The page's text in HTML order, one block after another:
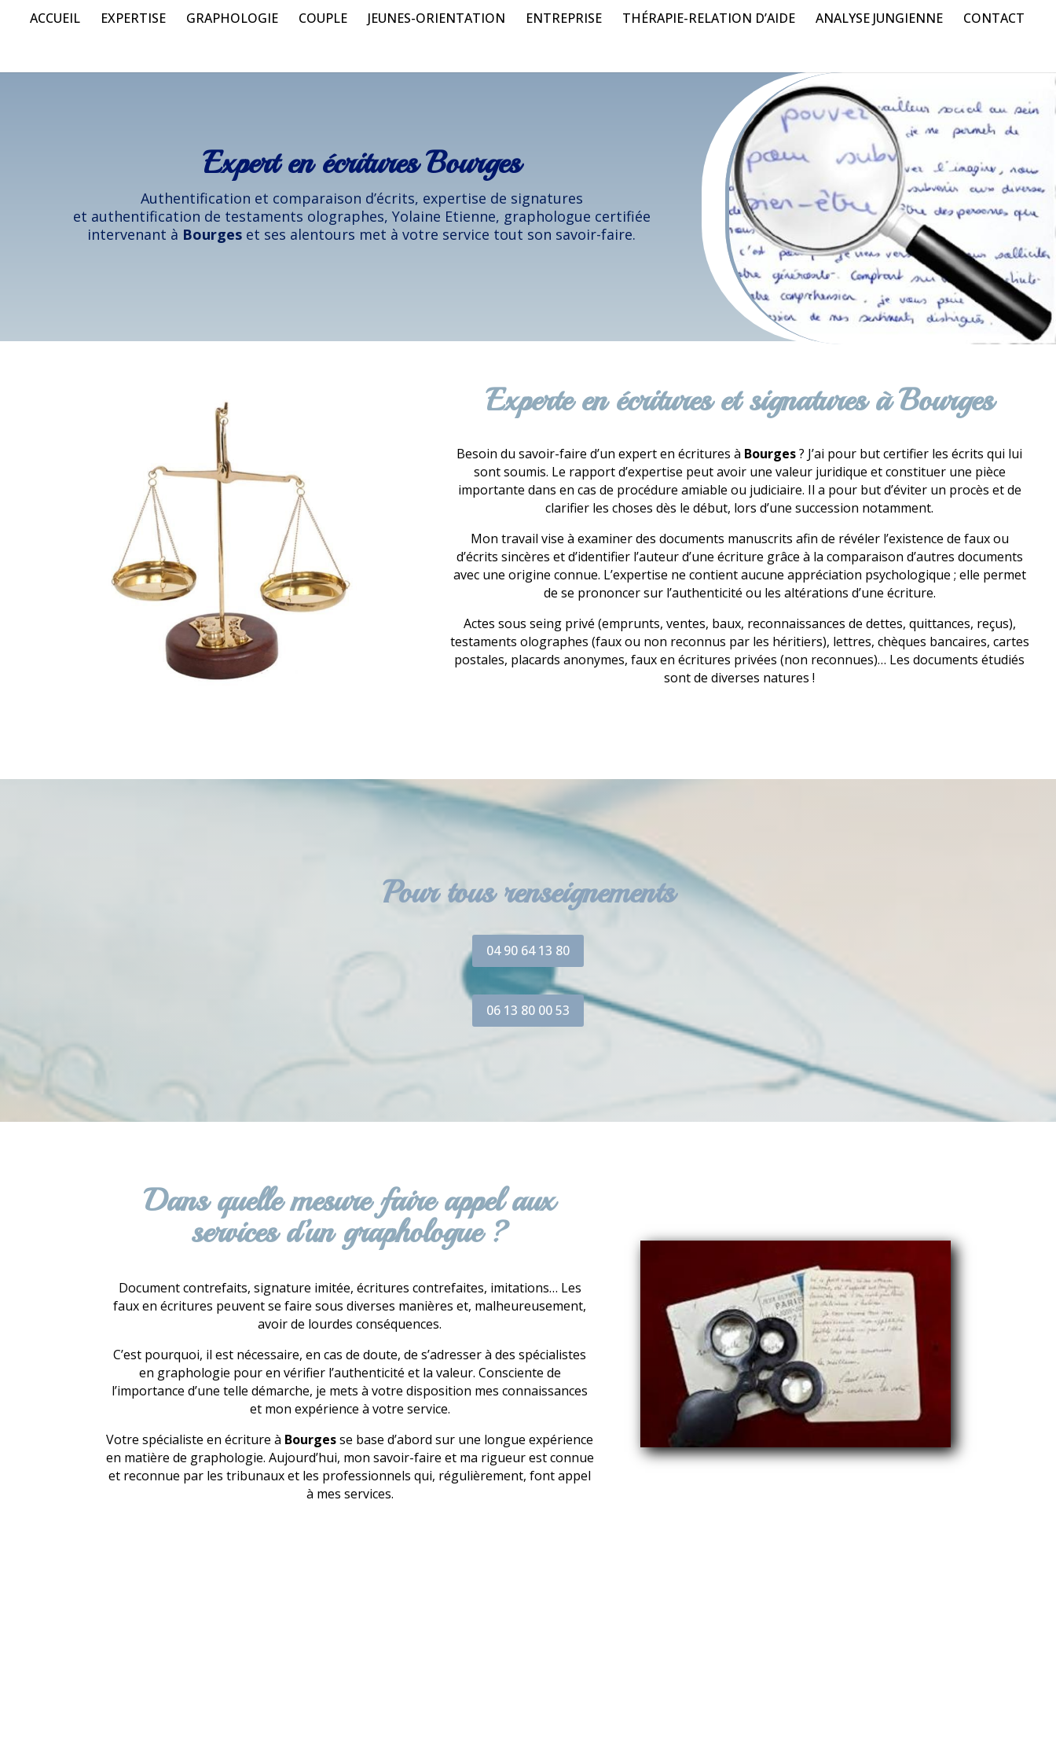
ACCUEIL EXPERTISE GRAPHOLOGIE COUPLE JEUNES-ORIENTATION ENTREPRISE THÉRAPIE-RELATION D’AIDE ANALYSE JUNGIENNE CONTACT
Expert en écritures Bourges
Authentification et comparaison d’écrits, expertise de signatures
et authentification de testaments olographes, Yolaine Etienne, graphologue certifiée
intervenant à Bourges et ses alentours met à votre service tout son savoir-faire.
Experte en écritures et signatures à Bourges
Besoin du savoir-faire d’un expert en écritures à Bourges? J’ai pour but certifier les écrits qui lui
sont soumis. Le rapport d’expertise peut avoir une valeur juridique et constituer une pièce
importante dans en cas de procédure amiable ou judiciaire. Il a pour but d’éviter un procès et de
clarifier les choses dès le début, lors d’une succession notamment.
Mon travail vise à examiner des documents manuscrits afin de révéler l’existence de faux ou
d’écrits sincères et d’identifier l’auteur d’une écriture grâce à la comparaison d’autres documents
avec une origine connue. L’expertise ne contient aucune appréciation psychologique ; elle permet
de se prononcer sur l’authenticité ou les altérations d’une écriture.
Actes sous seing privé (emprunts, ventes, baux, reconnaissances de dettes, quittances, reçus),
testaments olographes (faux ou non reconnus par les héritiers), lettres, chèques bancaires, cartes
postales, placards anonymes, faux en écritures privées (non reconnues)… Les documents étudiés
sont de diverses natures !
Pour tous renseignements
04 90 64 13 80
06 13 80 00 53
Dans quelle mesure faire appel aux
services d’un graphologue ?
Document contrefaits, signature imitée, écritures contrefaites, imitations… Les
faux en écritures peuvent se faire sous diverses manières et, malheureusement,
avoir de lourdes conséquences.
C’est pourquoi, il est nécessaire, en cas de doute, de s’adresser à des spécialistes
en graphologie pour en vérifier l’authenticité et la valeur. Consciente de
l’importance d’une telle démarche, je mets à votre disposition mes connaissances
et mon expérience à votre service.
Votre spécialiste en écriture à Bourgesse base d’abord sur une longue expérience
en matière de graphologie. Aujourd’hui, mon savoir-faire et ma rigueur est connue
et reconnue par les tribunaux et les professionnels qui, régulièrement, font appel
à mes services.